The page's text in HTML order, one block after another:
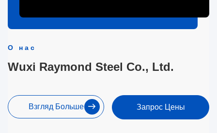
О нас
Wuxi Raymond Steel Co., Ltd.
Взгляд Больше Запрос Цены